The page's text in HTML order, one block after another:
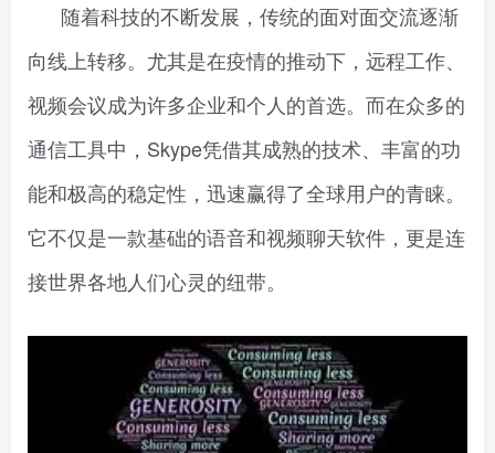
随着科技的不断发展，传统的面对面交流逐渐
向线上转移。尤其是在疫情的推动下，远程工作、
视频会议成为许多企业和个人的首选。而在众多的
通信工具中，Skype凭借其成熟的技术、丰富的功
能和极高的稳定性，迅速赢得了全球用户的青睐。
它不仅是一款基础的语音和视频聊天软件，更是连
接世界各地人们心灵的纽带。